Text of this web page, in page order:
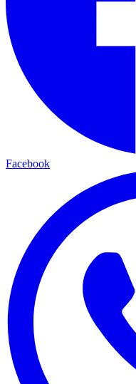
Facebook